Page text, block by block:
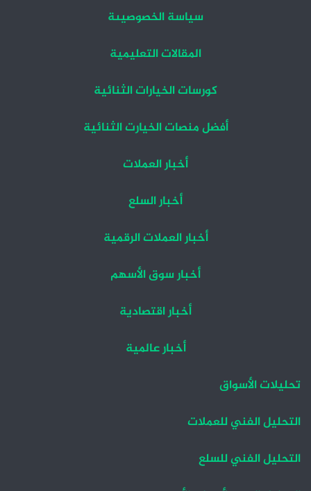
سياسة الخصوصيىة
المقالات التعليمية
كورسات الخيارات الثنائية
أفضل منصات الخيارت الثنائية
أخبار العملات
أخبار السلع
أخبار العملات الرقمية
أخبار سوق الأسهم
أخبار اقتصادية
أخبار عالمية
تحليلات الأسواق
التحليل الفني للعملات
التحليل الفني للسلع